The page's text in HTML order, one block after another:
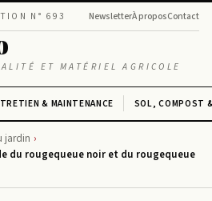
N° 693 NewsletterÀ proposContact
ET MATÉRIEL AGRICOLE
& MAINTENANCE SOL, COMPOST
jardin
du rougequeue noir et du rougequeue